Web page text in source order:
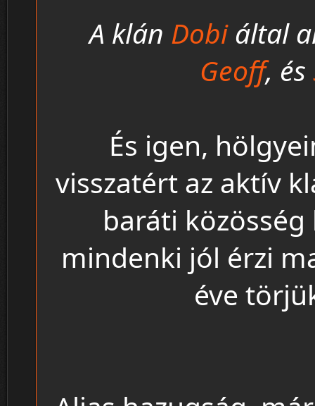
A klán Dobiáltal
Geoff, és
És igen,
visszatért az aktív
baráti
mindenki jól érzi
éve